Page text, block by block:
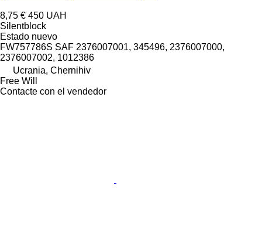
8,75 € 450 UAH
Silentblock
Estado nuevo
FW757786S SAF 2376007001, 345496, 2376007000,
2376007002, 1012386
Ucrania, Chernihiv
Free Will
Contacte con el vendedor